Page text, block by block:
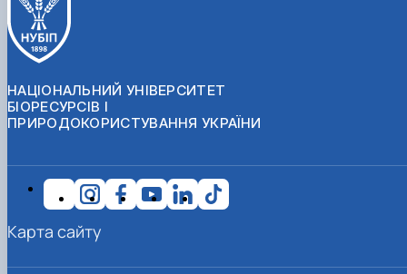
НАЦІОНАЛЬНИЙ УНІВЕРСИТЕТ
БІОРЕСУРСІВ І
ПРИРОДОКОРИСТУВАННЯ УКРАЇНИ
Карта сайту